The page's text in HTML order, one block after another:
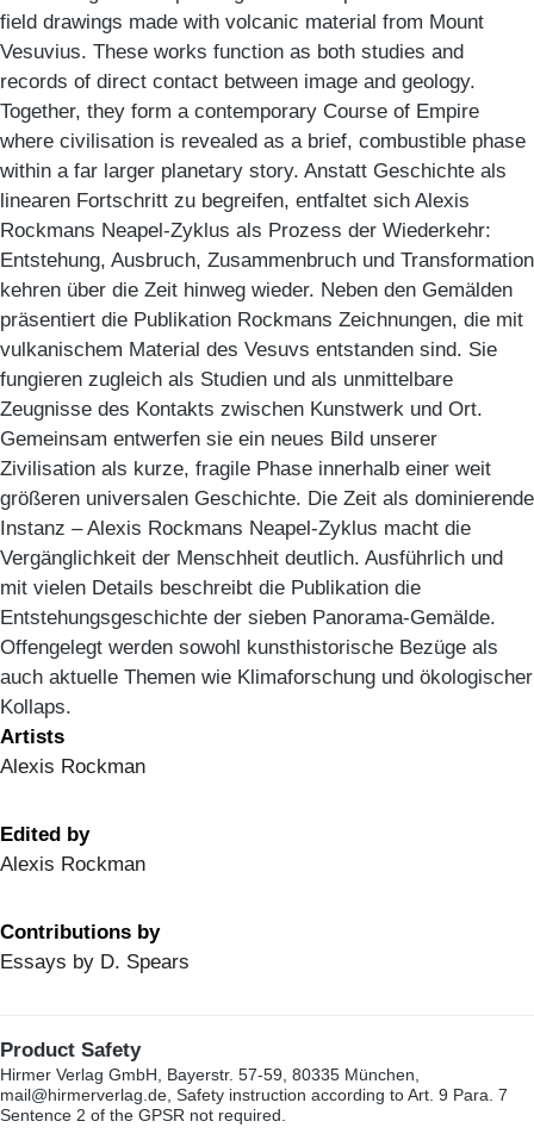
field drawings made with volcanic material from Mount
Vesuvius. These works function as both studies and
records of direct contact between image and geology.
Together, they form a contemporary Course of Empire
where civilisation is revealed as a brief, combustible phase
within a far larger planetary story. Anstatt Geschichte als
linearen Fortschritt zu begreifen, entfaltet sich Alexis
Rockmans Neapel-Zyklus als Prozess der Wiederkehr:
Entstehung, Ausbruch, Zusammenbruch und Transformation
kehren über die Zeit hinweg wieder. Neben den Gemälden
präsentiert die Publikation Rockmans Zeichnungen, die mit
vulkanischem Material des Vesuvs entstanden sind. Sie
fungieren zugleich als Studien und als unmittelbare
Zeugnisse des Kontakts zwischen Kunstwerk und Ort.
Gemeinsam entwerfen sie ein neues Bild unserer
Zivilisation als kurze, fragile Phase innerhalb einer weit
größeren universalen Geschichte. Die Zeit als dominierende
Instanz – Alexis Rockmans Neapel-Zyklus macht die
Vergänglichkeit der Menschheit deutlich. Ausführlich und
mit vielen Details beschreibt die Publikation die
Entstehungsgeschichte der sieben Panorama-Gemälde.
Offengelegt werden sowohl kunsthistorische Bezüge als
auch aktuelle Themen wie Klimaforschung und ökologischer
Kollaps.
Artists
Alexis Rockman
Edited by
Alexis Rockman
Contributions by
Essays by D. Spears
Product Safety
Hirmer Verlag GmbH, Bayerstr. 57-59, 80335 München,
mail@hirmerverlag.de, Safety instruction according to Art. 9 Para. 7
Sentence 2 of the GPSR not required.